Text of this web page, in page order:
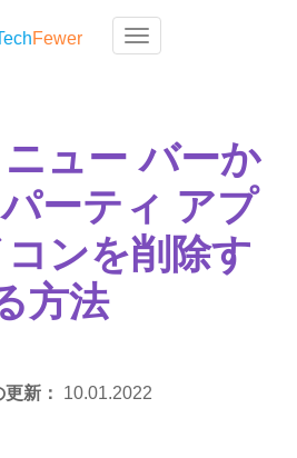
Toggle navigation
Fewer
ュー バーか
ーティ アプ
ンを削除す
方法
新： 10.01.2022